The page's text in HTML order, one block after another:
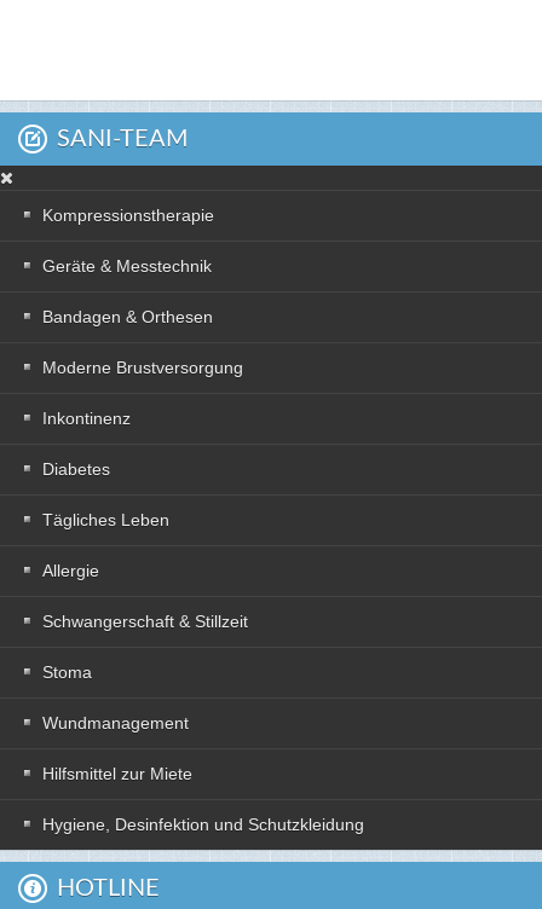
SANI-TEAM
Kompressionstherapie
Geräte & Messtechnik
Bandagen & Orthesen
Moderne Brustversorgung
Inkontinenz
Diabetes
Tägliches Leben
Allergie
Schwangerschaft & Stillzeit
Stoma
Wundmanagement
Hilfsmittel zur Miete
Hygiene, Desinfektion und Schutzkleidung
HOTLINE